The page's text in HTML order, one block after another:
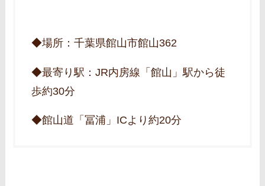
◆場所：千葉県館山市館山362
◆最寄り駅：JR内房線「館山」駅から徒
歩約30分
◆館山道「冨浦」ICより約20分